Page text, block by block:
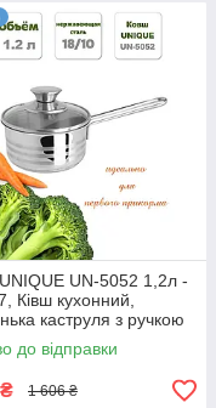
UN-5052 1,2л -
Ківш кухонний,
каструля з ручкою
до відправки
₴ 1 606 ₴